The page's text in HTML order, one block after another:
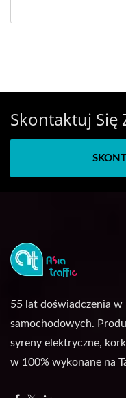
Skontaktuj Się
55 lat doświadczenia
samochodowych.
syreny elektryczne,
w 100% wykonane na